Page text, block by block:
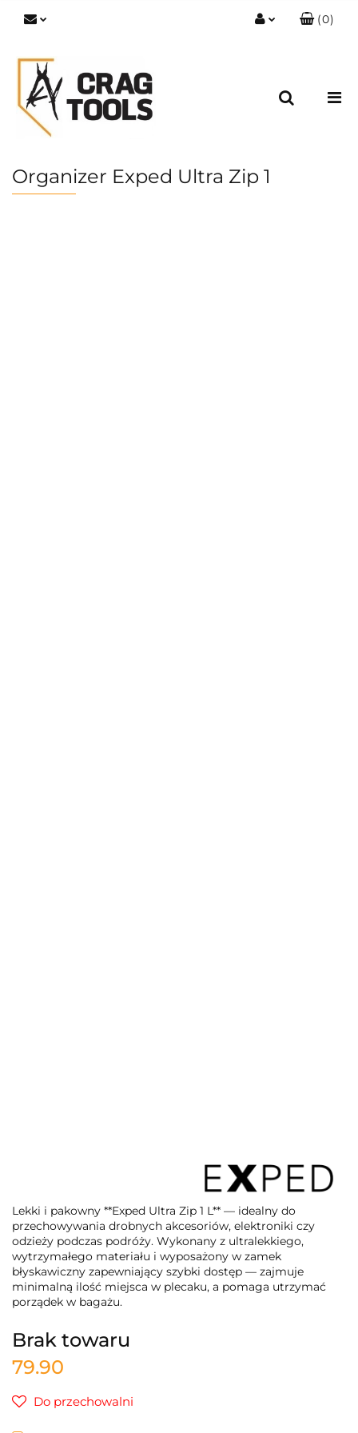
(0)
Organizer Exped Ultra Zip 1
Lekki i pakowny **Exped Ultra Zip 1 L** — idealny do
przechowywania drobnych akcesoriów, elektroniki czy
odzieży podczas podróży. Wykonany z ultralekkiego,
wytrzymałego materiału i wyposażony w zamek
błyskawiczny zapewniający szybki dostęp — zajmuje
minimalną ilość miejsca w plecaku, a pomaga utrzymać
porządek w bagażu.
Brak towaru
79.90
Do przechowalni